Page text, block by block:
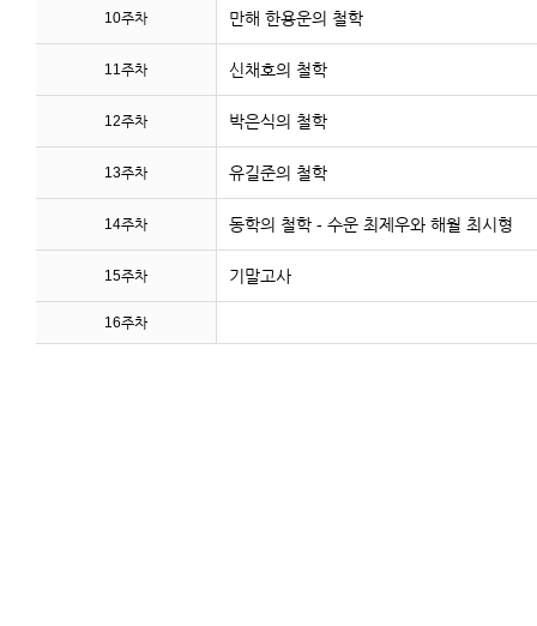
10주차 만해 한용운의 철학
11주차 신채호의 철학
12주차 박은식의 철학
13주차 유길준의 철학
14주차 동학의 철학 - 수운 최제우와 해월 최시형
15주차 기말고사
16주차